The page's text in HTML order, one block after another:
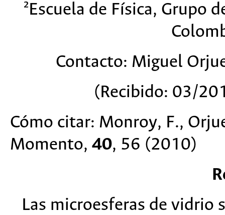
²Escuela de Física, Grupo
Contacto: Miguel
(Recibido: 03/
Cómo citar: Monroy, F.,
Momento, 40, 56 (2010)
Las microesferas de vidrio